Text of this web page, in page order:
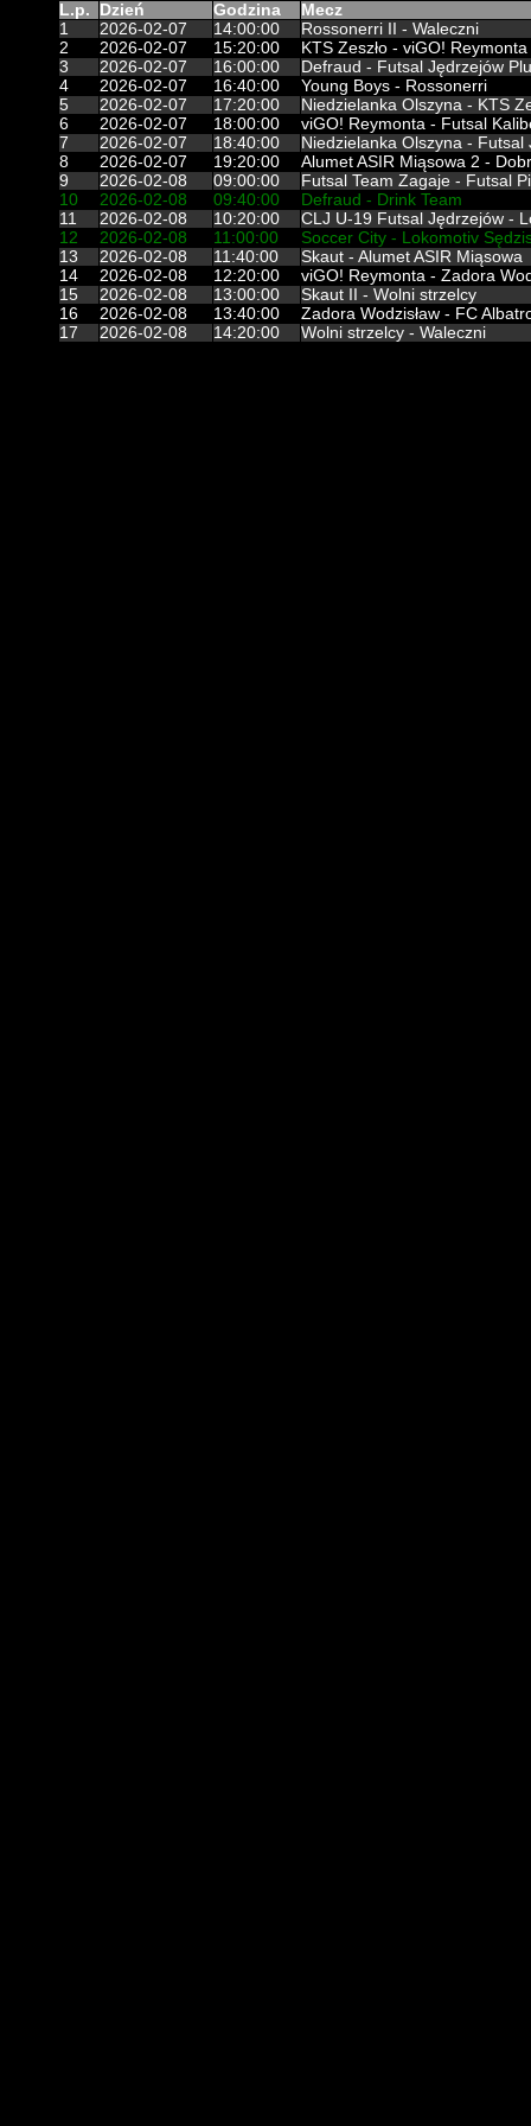
L.p. Dzień Godzina
Mecz
1
2026-02-07 14:00:00
Rossonerri II - Waleczni
2
2026-02-07 15:20:00
KTS Zeszło - viGO! Reymonta
3
2026-02-07 16:00:00
Defraud - Futsal Jędrzejów
4
2026-02-07 16:40:00
Young Boys - Rossonerri
5
2026-02-07 17:20:00
Niedzielanka Olszyna - KTS
6
2026-02-07 18:00:00
viGO! Reymonta - Futsal
7
2026-02-07 18:40:00
Niedzielanka Olszyna - Futsal
8
2026-02-07 19:20:00
Alumet ASIR Miąsowa 2 -
9
2026-02-08 09:00:00
Futsal Team Zagaje - Futsal
10
2026-02-08 09:40:00
Defraud - Drink Team
11
2026-02-08 10:20:00
CLJ U-19 Futsal Jędrzejów -
12
2026-02-08 11:00:00
Soccer City - Lokomotiv
13
2026-02-08 11:40:00
Skaut - Alumet ASIR Miąsowa
14
2026-02-08 12:20:00
viGO! Reymonta - Zadora
15
2026-02-08 13:00:00
Skaut II - Wolni strzelcy
16
2026-02-08 13:40:00
Zadora Wodzisław - FC
17
2026-02-08 14:20:00 Wolni strzelcy - Waleczni